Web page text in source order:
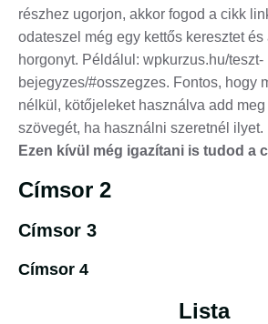
részhez ugorjon, akkor fogod a cikk
odateszel még egy kettős keresztet
horgonyt. Példálul: wpkurzus.hu/teszt-
bejegyzes/#osszegzes. Fontos, hogy
nélkül, kötőjeleket használva add
szövegét, ha használni szeretnél ilyet.
Ezen kívül még igazítani is tudod a
Címsor 2
Címsor 3
Címsor 4
Lista